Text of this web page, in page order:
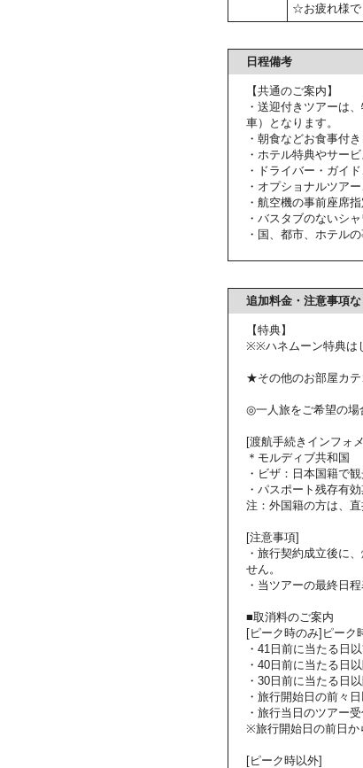
☆お疲れ様
日程備考
【共通のご案内】
・送迎付きツアーは
車）となります。
・朝食などお食事付
・ホテル特典やサー
・ドライバー・ガイ
・オプショナルツア
・航空機の事前座席
・バスタブのないシ
・国、都市、ホテル
追加料金・注意事項
【特典】
※※ハネムーン特典は
★その他のお部屋カテ
◎一人旅をご希望の場
[渡航手続きインフォ
＊モルディブ共和国
・ビザ：日本国籍で
・パスポート残存有
注：外国籍の方は、
[注意事項]
・旅行契約成立後に
せん。
・当ツアーの最終日
■取消料のご案内
[ピーク時のみ]ピーク
・41日前に当たる日
・40日前に当たる日
・30日前に当たる日
・旅行開始日の前々
・旅行当日のツアー
※旅行開始日の前日か
[ピーク時以外]